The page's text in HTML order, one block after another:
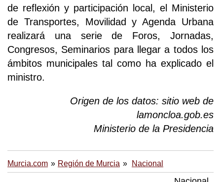
de reflexión y participación local, el Ministerio
de Transportes, Movilidad y Agenda Urbana
realizará una serie de Foros, Jornadas,
Congresos, Seminarios para llegar a todos los
ámbitos municipales tal como ha explicado el
ministro.
Origen de los datos: sitio web de
lamoncloa.gob.es
Ministerio de la Presidencia
Murcia.com Región de Murcia Nacional